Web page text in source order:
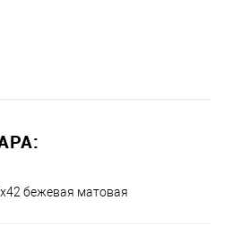
бежевая матовая